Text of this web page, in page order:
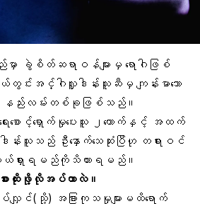
မှာ ခွဲစိတ်ဆရာဝန်များမှ ရောဂါဖြစ်
းအင်္ဂါလှူဒါန်းသူဆီမှ ကျန်းမာသော
နည်းလမ်းတစ်ခုဖြစ်သည်။
ာရေးစောင့်ရှောက်မှုပေးသူ ၂ယောက်နှင့် အထက်
းသူသည် ဦးနှောက်သေဆုံးပြီဟု တရားဝင်
ဖယ်ရှားရမည်ကိုသိထားရမည်။
စားထိုးဖို့လိုအပ်တာလဲ။
(သို့) အခြားကုသမှုများမထိရောက်